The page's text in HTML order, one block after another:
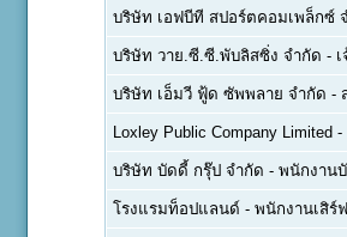
บริษัท เอฟบีที สปอร์ตคอมเพล็กซ์
บริษัท วาย.ซี.ซี.พับลิสซิ่ง จำกัด -
บริษัท เอ็มวี ฟู้ด ซัพพลาย จำกัด -
Loxley Public Company Limited -
บริษัท บัดดี้ กรุ๊ป จำกัด - พนักงาน
โรงแรมท็อปแลนด์ - พนักงานเสิร์